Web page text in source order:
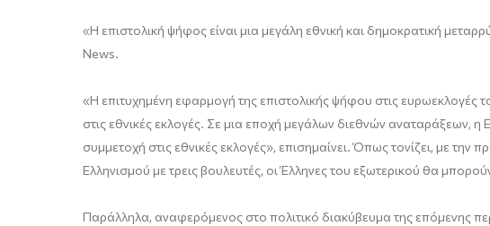
«Η επιστολική ψήφος είναι μια μεγάλη εθνική και δημοκρατική
News.
«Η επιτυχημένη εφαρμογή της επιστολικής ψήφου στις ευρωεκλογές
στις εθνικές εκλογές. Σε μια εποχή μεγάλων διεθνών αναταράξεων, η
συμμετοχή στις εθνικές εκλογές», επισημαίνει. Όπως τονίζει, με
Ελληνισμού με τρεις βουλευτές, οι Έλληνες του εξωτερικού θα
Παράλληλα, αναφερόμενος στο πολιτικό διακύβευμα της επόμενης